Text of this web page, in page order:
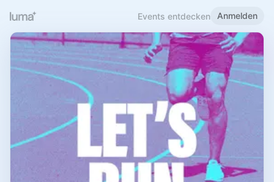
Events entdecken Anmelden